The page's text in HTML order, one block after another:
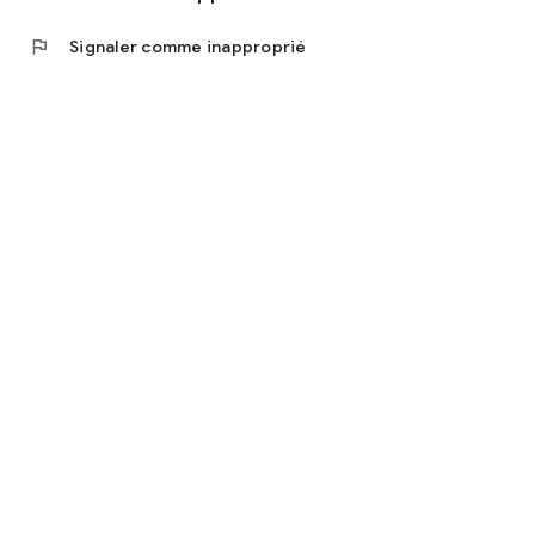
flag Signaler comme inapproprié